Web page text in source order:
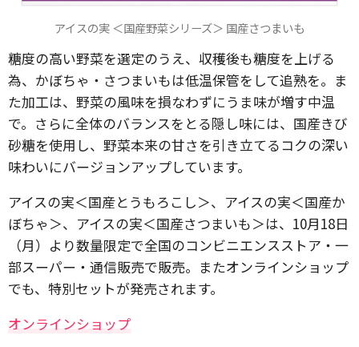
アイスの実 ＜国産野菜シリーズ＞ 国産さつまいも
糖度の高い野菜を選定のうえ、収穫後も糖度を上げる
為、かぼちゃ・さつまいもは低温保管をして追熟を。ま
た加工は、野菜の風味を損なわずにうま味が増す中温
で。さらに全体のバランスをとる隠し味には、国産きび
砂糖を使用し、野菜本来の甘さを引き立てるコクの深い
味わいにバージョンアップしています。
アイスの実＜国産とうもろこし＞、アイスの実＜国産か
ぼちゃ＞、アイスの実＜国産さつまいも＞は、10月18日
（月）より数量限定で全国のコンビニエンスストア・一
部スーパー・通信販売で販売。またオンラインショップ
でも、特別セットが発売されます。
オンラインショップ